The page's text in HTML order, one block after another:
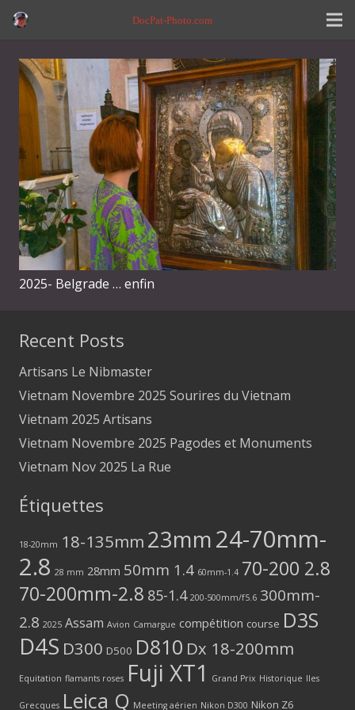
DocPat-Photo.com
2025- Belgrade … enfin
Recent Posts
Artisans Le Nibmaster
Vietnam Novembre 2025 Sourires du Vietnam
Vietnam 2025 Artisans
Vietnam Novembre 2025 Pagodes et Monuments
Vietnam Nov 2025 La Rue
Étiquettes
18-20mm 18-135mm 23mm24-70mm-
2.8 28 mm 28mm 50mm 1.4 60mm-1.4 70-200 2.8
70-200mm-2.8 85-1.4 200-500mm/f5.6 300mm-
2.8 2025 Assam Avion Camargue compétition course D3S
D4S D300 D500 D810 Dx 18-200mm
Equitation flamants roses Fuji XT1 Grand Prix Historique Iles
Grecques Leica Q Meeting aérien Nikon D300 Nikon Z6